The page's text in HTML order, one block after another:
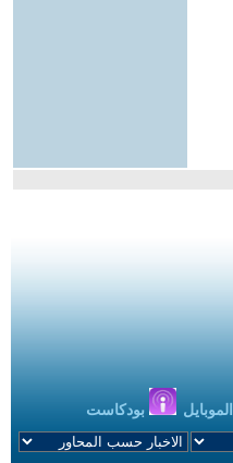
الموبايل بودكاست